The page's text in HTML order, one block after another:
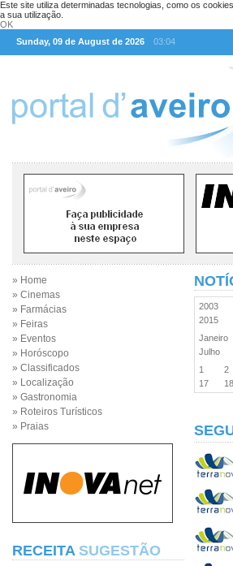
Este site utiliza determinadas tecnologias, como os
a sua utilização.
OK
Sunday, 09 de August de 2026
03:04
» Home
» Cinemas
» Farmácias
» Feiras
» Eventos
» Horóscopo
» Classificados
» Localização
» Gastronomia
» Roteiros Turísticos
» Praias
RECEITA SUGESTÃO
2003
2015
Janeiro
Julho
1
2
17
18